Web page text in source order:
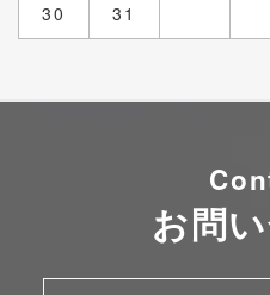
30 31
お問